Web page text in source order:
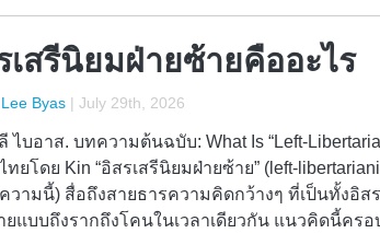
เสรีนิยมฝ่ายซ้ายคืออะไร
Byas | July 29th, 2026
ไบอาส. บทความต้นฉบับ: What Is “Left-
ทยโดย Kin “อิสรเสรีนิยมฝ่ายซ้าย” (left-
วามนี้) สื่อถึงสายธารความคิดกว้างๆ ที่เป็นทั้งอิส
ยแบบถึงรากถึงโคนในเวลาเดียวกัน แนวคิดนี้ค